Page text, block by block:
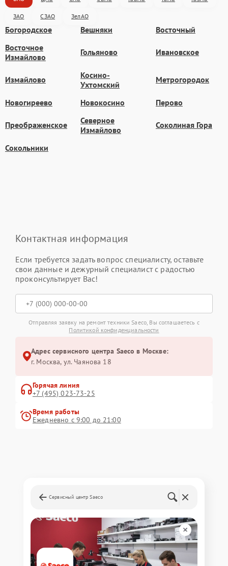
ЗАО СЗАО ЗелАО
Богородское Вешняки
Восточный
Восточное
Измайлово
Гольяново Ивановское
Измайлово
Косино-
Ухтомский
Метрогородок
Новогиреево Новокосино Перово
Преображенское
Северное
Измайлово
Соколиная Гора
Сокольники
Контактная информация
Если требуется задать вопрос специалисту, оставьте
свои данные и дежурный специалист с радостью
проконсультирует Вас!
Отправляя заявку на ремонт техники Saeco, Вы соглашаетесь с
Политикой конфиденциальности
Адрес сервисного центра Saeco в Москве:
г. Москва, ул. Чаянова 18
Горячая линия
+7 (495) 023-73-25
Время работы
Ежедневно с 9:00 до 21:00
Сервисный центр Saeco